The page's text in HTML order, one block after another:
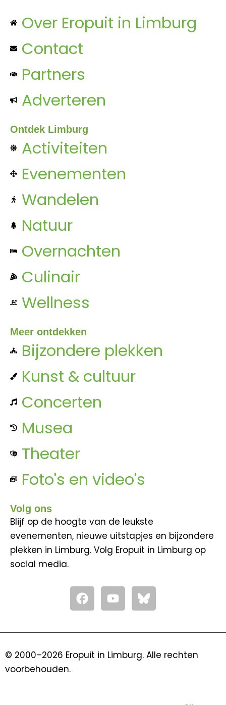
Over Eropuit in Limburg
Contact
Partners
Adverteren
Ontdek Limburg
Activiteiten
Evenementen
Wandelen
Natuur
Overnachten
Culinair
Wellness
Meer ontdekken
Bijzondere plekken
Kunst & cultuur
Concerten
Musea
Theater
Foto's en video's
Volg ons
Blijf op de hoogte van de leukste
evenementen, nieuwe uitstapjes en bijzondere
plekken in Limburg. Volg Eropuit in Limburg op
social media.
F
a
c
o
Y
o
u
b
© 2000–2026 Eropuit in Limburg. Alle rechten
voorbehouden.